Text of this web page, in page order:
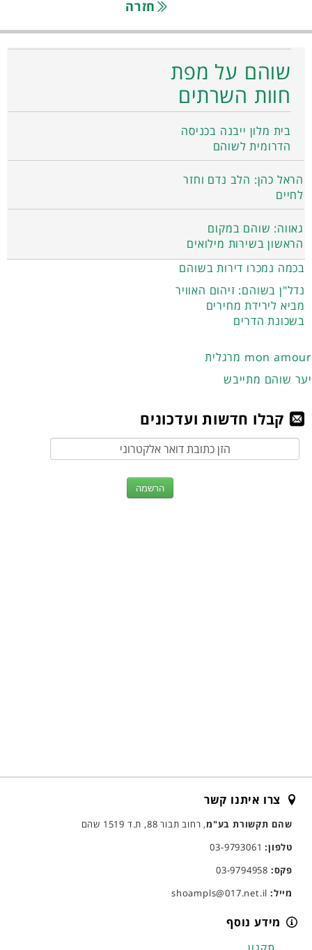
חזרה
שוהם על מפת
חוות השרתים
בית מלון ייבנה בכניסה
הדרומית לשוהם
הראל כהן: הלב נדם וחזר
לחיים
גאווה: שוהם במקום
הראשון בשירות מילואים
בכמה נמכרו דירות בשוהם
נדל"ן בשוהם: זיהום האוויר
מביא לירידת מחירים
בשכונת הדרים
מרגלית mon amour
יער שוהם מתייבש
קבלו חדשות ועדכונים
צרו איתנו קשר
שהם תקשורת בע"מ, רחוב תבור 88, ת.ד 1519 שהם
טלפון:03-9793061
פקס:
מייל:
מידע נוסף